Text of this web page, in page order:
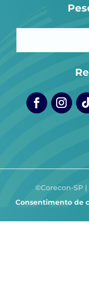
©Corecon-SP
Consentimento de